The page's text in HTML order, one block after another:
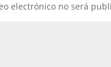
electrónico no será